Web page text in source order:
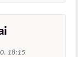
18:15